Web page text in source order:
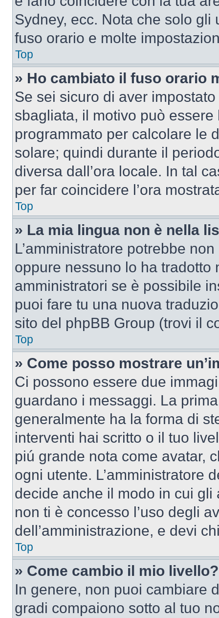
Sydney, ecc. Nota che solo
fuso orario e molte
Top
» Ho cambiato il fuso orario
Se sei sicuro di aver
sbagliata, il motivo può essere
programmato per calcolare le
solare; quindi durante il
diversa dall’ora locale. In tal
per far coincidere l’ora
Top
» La mia lingua non è nella
L’amministratore potrebbe
oppure nessuno lo ha
amministratori se è possibile
puoi fare tu una nuova
sito del phpBB Group (trovi il
Top
» Come posso mostrare
Ci possono essere due
guardano i messaggi. La
generalmente ha la forma di
interventi hai scritto o il tuo
piú grande nota come avatar,
ogni utente. L’amministratore
decide anche il modo in cui
non ti è concesso l’uso degli
dell’amministrazione, e devi
Top
» Come cambio il mio livello?
In genere, non puoi cambiare
gradi compaiono sotto al tuo